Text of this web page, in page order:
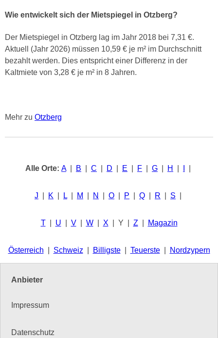
Wie entwickelt sich der Mietspiegel in Otzberg?
Der Mietspiegel in Otzberg lag im Jahr 2018 bei 7,31 €.
Aktuell (Jahr 2026) müssen 10,59 € je m² im Durchschnitt
bezahlt werden. Dies entspricht einer Differenz in der
Kaltmiete von 3,28 € je m² in 8 Jahren.
Mehr zu Otzberg
Alle Orte: A| B C D E F G H
J K L M N O P Q R S
T| U V| W| X | Y | Z Magazin
Österreich Schweiz Billigste| Teuerste| Nordzypern
Anbieter
Impressum
Datenschutz